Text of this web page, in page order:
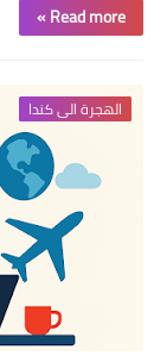
Read more »
الهجرة الى كندا